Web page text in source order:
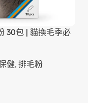
30包 | 貓換毛季必
健, 排毛粉